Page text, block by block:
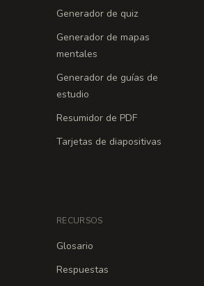
Generador de quiz
Generador de mapas
mentales
Generador de guías de
estudio
Resumidor de PDF
Tarjetas de diapositivas
RECURSOS
Glosario
Respuestas